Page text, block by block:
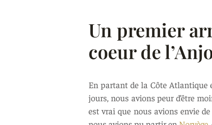
Un premier
coeur de
En partant de la Côte
jours, nous avions peur d’être
est vrai que nous avions envie